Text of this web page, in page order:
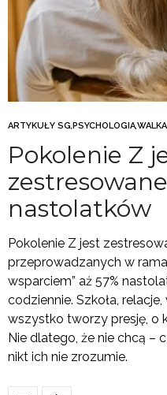
ARTYKUŁY SG,PSYCHOLOGIA,
Pokolenie Z
nastolatków
Pokolenie Z jest
przeprowadzanych w
wsparciem” aż 57%
codziennie. Szkoła,
wszystko tworzy presję, o
Nie dlatego, że nie chcą –
nikt ich nie zrozumie.